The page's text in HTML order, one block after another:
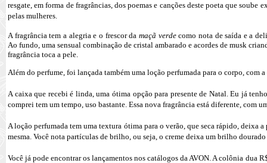
resgate, em forma de fragrâncias, dos poemas e canções deste poeta que soube
pelas mulheres.
A fragrância tem a alegria e o frescor da maçã verdecomo nota de saída e a
Ao fundo, uma sensual combinação de cristal ambarado e acordes de musk
fragrância toca a pele.
Além do perfume, foi lançada também uma loção perfumada para o corpo, com a
A caixa que recebi é linda, uma ótima opção para presente de Natal. Eu já
comprei tem um tempo, uso bastante. Essa nova fragrância está diferente, com
A loção perfumada tem uma textura ótima para o verão, que seca rápido, deixa
mesma. Você nota partículas de brilho, ou seja, o creme deixa um brilho
Você já pode encontrar os lançamentos nos catálogos da AVON. A colônia dua